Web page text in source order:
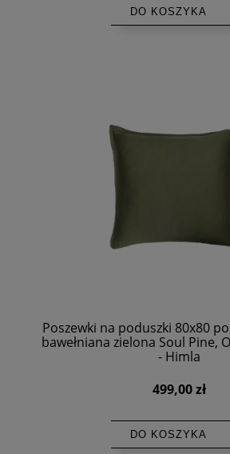
DO KOSZYKA
Poszewki na poduszki 80x80
bawełniana zielona Soul Pine,
- Himla
499,00 zł
DO KOSZYKA